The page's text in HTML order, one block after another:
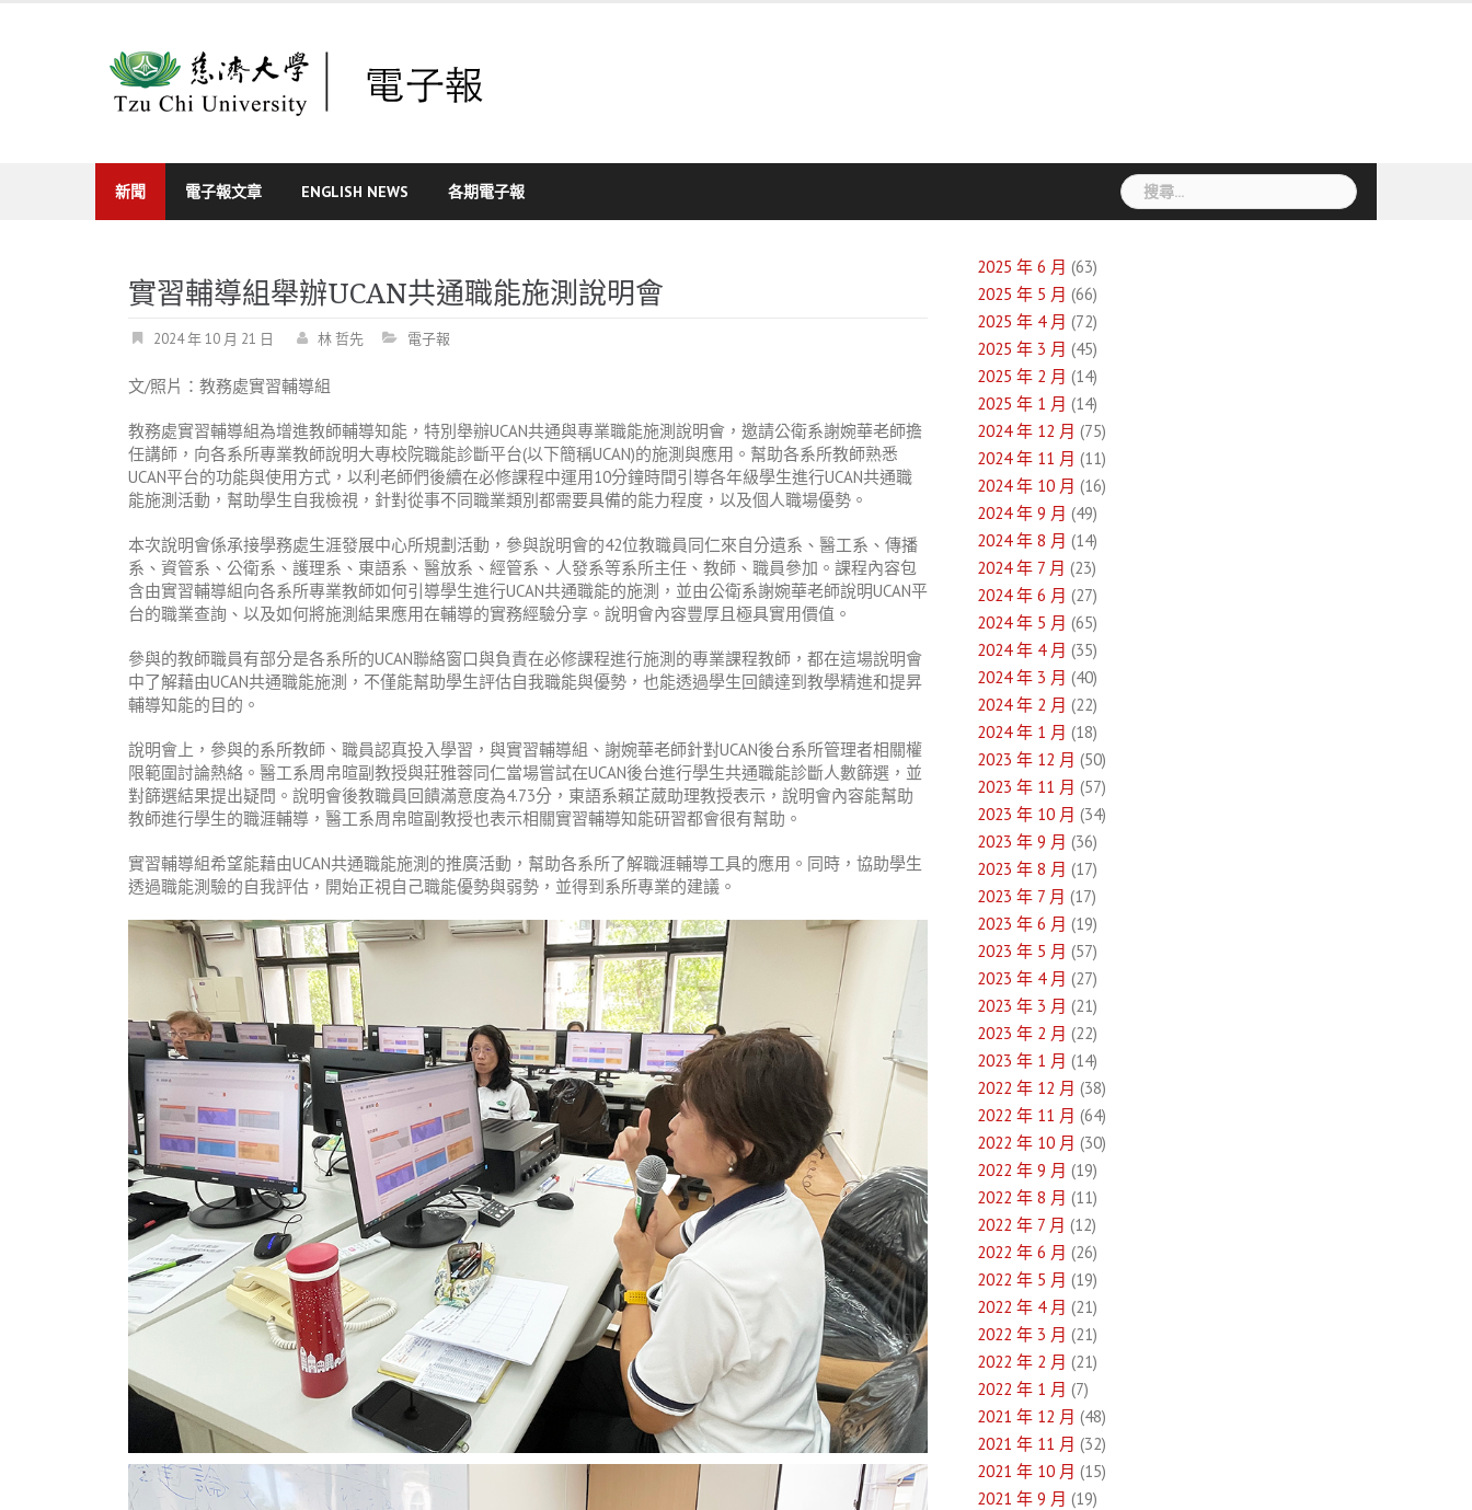
新聞 電子報文章 ENGLISH NEWS 各期電子報
搜
尋
實習輔導組舉辦UCAN共通職能施測說明會
2024 年 10 月 21 日 林 哲先 電子報
文/照片：教務處實習輔導組
教務處實習輔導組為增進教師輔導知能，特別舉辦UCAN共通與專業職能施測說明會，邀請公衛系謝婉華老師擔
任講師，向各系所專業教師說明大專校院職能診斷平台(以下簡稱UCAN)的施測與應用。幫助各系所教師熟悉
UCAN平台的功能與使用方式，以利老師們後續在必修課程中運用10分鐘時間引導各年級學生進行UCAN共通職
能施測活動，幫助學生自我檢視，針對從事不同職業類別都需要具備的能力程度，以及個人職場優勢。
本次說明會係承接學務處生涯發展中心所規劃活動，參與說明會的42位教職員同仁來自分遺系、醫工系、傳播
系、資管系、公衛系、護理系、東語系、醫放系、經管系、人發系等系所主任、教師、職員參加。課程內容包
含由實習輔導組向各系所專業教師如何引導學生進行UCAN共通職能的施測，並由公衛系謝婉華老師說明UCAN平
台的職業查詢、以及如何將施測結果應用在輔導的實務經驗分享。說明會內容豐厚且極具實用價值。
參與的教師職員有部分是各系所的UCAN聯絡窗口與負責在必修課程進行施測的專業課程教師，都在這場說明會
中了解藉由UCAN共通職能施測，不僅能幫助學生評估自我職能與優勢，也能透過學生回饋達到教學精進和提昇
輔導知能的目的。
說明會上，參與的系所教師、職員認真投入學習，與實習輔導組、謝婉華老師針對UCAN後台系所管理者相關權
限範圍討論熱絡。醫工系周帛暄副教授與莊雅蓉同仁當場嘗試在UCAN後台進行學生共通職能診斷人數篩選，並
對篩選結果提出疑問。說明會後教職員回饋滿意度為4.73分，東語系賴芷葳助理教授表示，說明會內容能幫助
教師進行學生的職涯輔導，醫工系周帛暄副教授也表示相關實習輔導知能研習都會很有幫助。
實習輔導組希望能藉由UCAN共通職能施測的推廣活動，幫助各系所了解職涯輔導工具的應用。同時，協助學生
透過職能測驗的自我評估，開始正視自己職能優勢與弱勢，並得到系所專業的建議。
2025 年 6 月 (63)
2025 年 5 月 (66)
2025 年 4 月 (72)
2025 年 3 月 (45)
2025 年 2 月 (14)
2025 年 1 月 (14)
2024 年 12 月 (75)
2024 年 11 月 (11)
2024 年 10 月 (16)
2024 年 9 月 (49)
2024 年 8 月 (14)
2024 年 7 月 (23)
2024 年 6 月 (27)
2024 年 5 月 (65)
2024 年 4 月 (35)
2024 年 3 月 (40)
2024 年 2 月 (22)
2024 年 1 月 (18)
2023 年 12 月 (50)
2023 年 11 月 (57)
2023 年 10 月 (34)
2023 年 9 月 (36)
2023 年 8 月 (17)
2023 年 7 月 (17)
2023 年 6 月 (19)
2023 年 5 月 (57)
2023 年 4 月 (27)
2023 年 3 月 (21)
2023 年 2 月 (22)
2023 年 1 月 (14)
2022 年 12 月 (38)
2022 年 11 月 (64)
2022 年 10 月 (30)
2022 年 9 月 (19)
2022 年 8 月 (11)
2022 年 7 月 (12)
2022 年 6 月 (26)
2022 年 5 月 (19)
2022 年 4 月 (21)
2022 年 3 月 (21)
2022 年 2 月 (21)
2022 年 1 月 (7)
2021 年 12 月 (48)
2021 年 11 月 (32)
2021 年 10 月 (15)
2021 年 9 月 (19)